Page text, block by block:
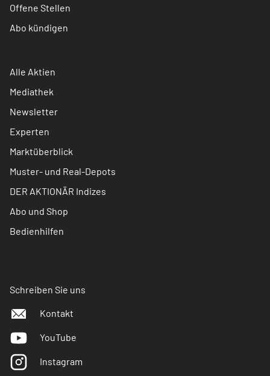
Offene Stellen
Abo kündigen
Alle Aktien
Mediathek
Newsletter
Experten
Marktüberblick
Muster- und Real-Depots
DER AKTIONÄR Indizes
Abo und Shop
Bedienhilfen
Schreiben Sie uns
Kontakt
YouTube
Instagram